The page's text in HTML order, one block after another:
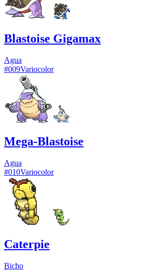
Blastoise Gigamax
Agua
#009Variocolor
Mega-Blastoise
Agua
#010Variocolor
Caterpie
Bicho